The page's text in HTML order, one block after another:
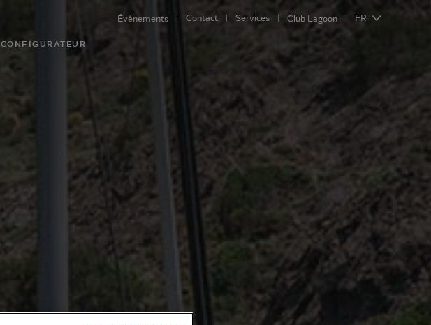
CONFIGURATEUR
Évènements Contact Services Club Lagoon FR